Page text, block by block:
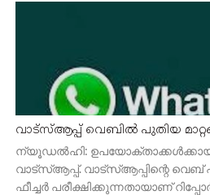
വാട്‌സ്ആപ്പ് വെബില്‍ പുതിയ
ന്യൂഡല്‍ഹി:
വാട്‌സ്ആപ്പ്. വാട്‌സ്ആപ്പിന്റെ വെബ്
ഫീച്ചര്‍ പരീക്ഷിക്കുന്നതായാണ്